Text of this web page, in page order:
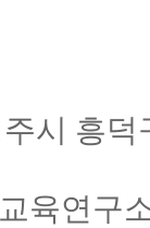
시 흥
교육연